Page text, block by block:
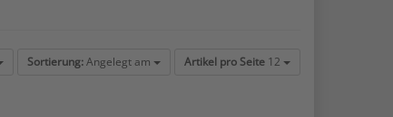
Sortierung:Angelegt am Artikel pro Seite 12